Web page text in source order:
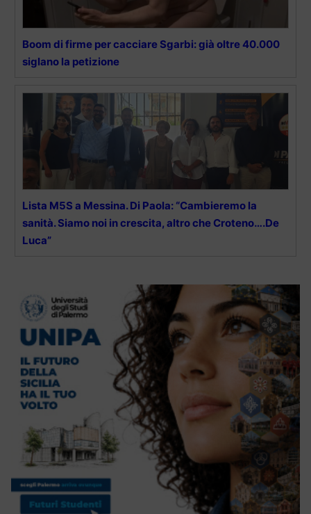
Boom di firme per cacciare Sgarbi: già oltre 40.000
siglano la petizione
Lista M5S a Messina. Di Paola: “Cambieremo la
sanità. Siamo noi in crescita, altro che Croteno….De
Luca”